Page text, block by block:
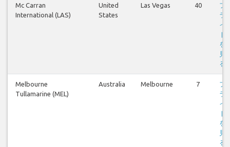
Mc Carran
International (LAS)
United
States
Las Vegas 40
フ
ラ
イ
ト
を
見
る
Melbourne
Tullamarine (MEL)
Australia Melbourne 7
フ
ラ
イ
ト
を
見
る